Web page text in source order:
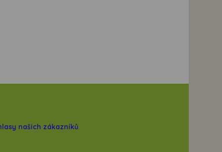
našich zákazníků.